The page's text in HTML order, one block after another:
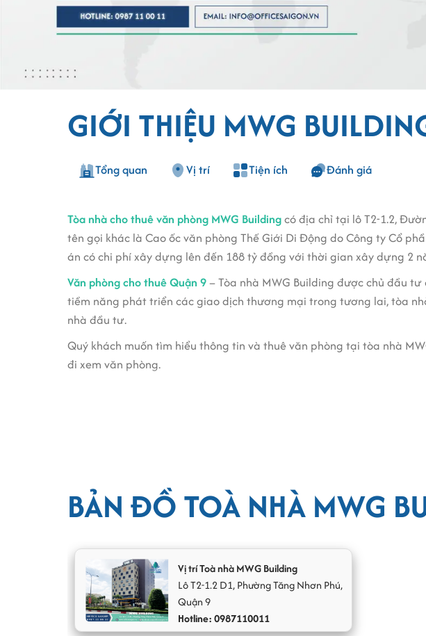
GIỚI THIỆU MWG
Tổng quan Vị trí Tiện ích Đánh giá
Tòa nhà cho thuê văn phòng MWG Buildingcó địa chỉ tại lô T2-1.2,
tên gọi khác là Cao ốc văn phòng Thế Giới Di Động do Công ty Cổ
án có chi phí xây dựng lên đến 188 tỷ đồng với thời gian xây dựng 2
Văn phòng cho thuê Quận 9– Tòa nhà MWG Building được chủ đầu
tiềm năng phát triển các giao dịch thương mại trong tương lai, tòa
nhà đầu tư.
Quý khách muốn tìm hiểu thông tin và thuê văn phòng tại tòa nhà
đi xem văn phòng.
Thiết kế, quy mô và kết cấu tòa nhà MWG Building
Mặt ngoài tòa nhà được thiết kế độc đáo, với các ô cửa kính giúp
BẢN ĐỒ TOÀ NHÀ MWG
Vị trí Toà nhà MWG Building
Lô T2-1.2D1,Phường Tăng Nhơn Phú,
Quận 9
Hotline: 0987110011